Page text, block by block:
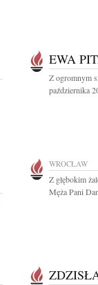
EWA
Z ogromnym
października
WROCŁAW
Z głębokim
Męża Pani